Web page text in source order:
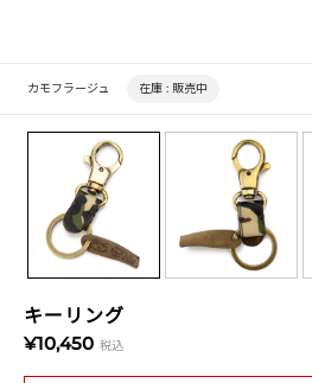
キーリング
¥10,450 税込
カモフラージュ 在庫 : 販売中